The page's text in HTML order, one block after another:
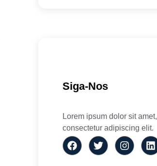
Siga-Nos
Lorem ipsum dolor sit amet,
consectetur adipiscing elit.